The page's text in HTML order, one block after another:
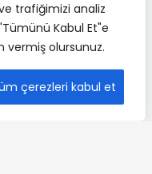
trafiğimizi analiz
Kabul Et"e
vermiş olursunuz.
çerezleri kabul et